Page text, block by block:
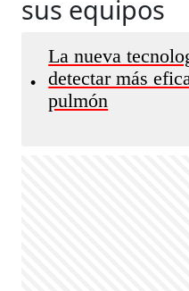
sus equipos
•
La nueva
detectar más
pulmón